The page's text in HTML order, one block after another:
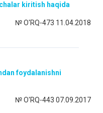
kiritish haqida
№ O'RQ-473 11.04.2018
foydalanishni
№ O'RQ-443 07.09.2017